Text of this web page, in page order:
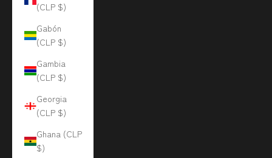
(CLP $)
Gabón
(CLP $)
Gambia
(CLP $)
Georgia
(CLP $)
Ghana (CLP
$)